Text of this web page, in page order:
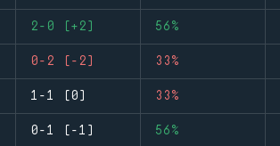
2-0 (+2) 56%
0-2 (-2) 33%
1-1 (0) 33%
0-1 (-1) 56%